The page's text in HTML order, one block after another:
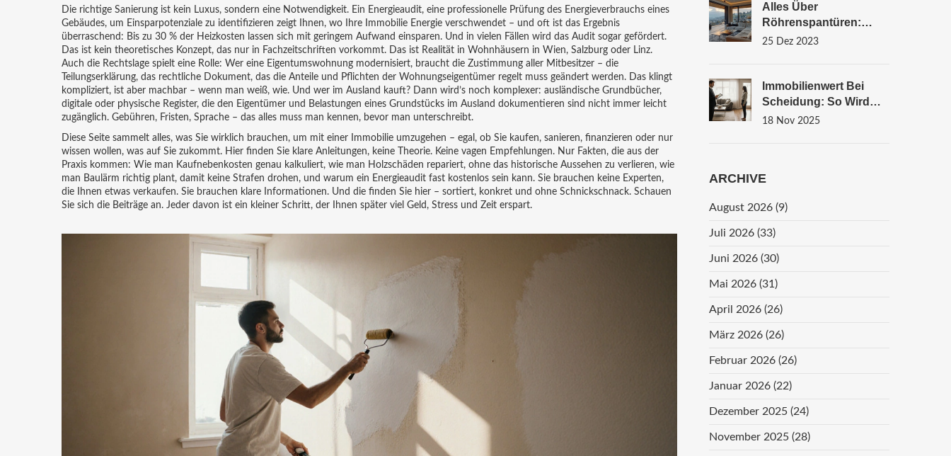
Die richtige Sanierung ist kein Luxus, sondern eine Notwendigkeit. Ein Energieaudit, eine professionelle Prüfung des Energieverbrauchs eines
Gebäudes, um Einsparpotenziale zu identifizieren zeigt Ihnen, wo Ihre Immobilie Energie verschwendet – und oft ist das Ergebnis
überraschend: Bis zu 30 % der Heizkosten lassen sich mit geringem Aufwand einsparen. Und in vielen Fällen wird das Audit sogar gefördert.
Das ist kein theoretisches Konzept, das nur in Fachzeitschriften vorkommt. Das ist Realität in Wohnhäusern in Wien, Salzburg oder Linz.
Auch die Rechtslage spielt eine Rolle: Wer eine Eigentumswohnung modernisiert, braucht die Zustimmung aller Mitbesitzer – die
Teilungserklärung, das rechtliche Dokument, das die Anteile und Pflichten der Wohnungseigentümer regelt muss geändert werden. Das klingt
kompliziert, ist aber machbar – wenn man weiß, wie. Und wer im Ausland kauft? Dann wird’s noch komplexer: ausländische Grundbücher,
digitale oder physische Register, die den Eigentümer und Belastungen eines Grundstücks im Ausland dokumentieren sind nicht immer leicht
zugänglich. Gebühren, Fristen, Sprache – das alles muss man kennen, bevor man unterschreibt.
Diese Seite sammelt alles, was Sie wirklich brauchen, um mit einer Immobilie umzugehen – egal, ob Sie kaufen, sanieren, finanzieren oder nur
wissen wollen, was auf Sie zukommt. Hier finden Sie klare Anleitungen, keine Theorie. Keine vagen Empfehlungen. Nur Fakten, die aus der
Praxis kommen: Wie man Kaufnebenkosten genau kalkuliert, wie man Holzschäden repariert, ohne das historische Aussehen zu verlieren, wie
man Baulärm richtig plant, damit keine Strafen drohen, und warum ein Energieaudit fast kostenlos sein kann. Sie brauchen keine Experten,
die Ihnen etwas verkaufen. Sie brauchen klare Informationen. Und die finden Sie hier – sortiert, konkret und ohne Schnickschnack. Schauen
Sie sich die Beiträge an. Jeder davon ist ein kleiner Schritt, der Ihnen später viel Geld, Stress und Zeit erspart.
Alles Über
Röhrenspantüren:
Qualität, Vorteile Und
25 Dez 2023
Immobilienwert Bei
Scheidung: So Wird
Der Verkehrswert
18 Nov 2025
ARCHIVE
August 2026 (9)
Juli 2026 (33)
Juni 2026 (30)
Mai 2026 (31)
April 2026 (26)
März 2026 (26)
Februar 2026 (26)
Januar 2026 (22)
Dezember 2025 (24)
November 2025 (28)